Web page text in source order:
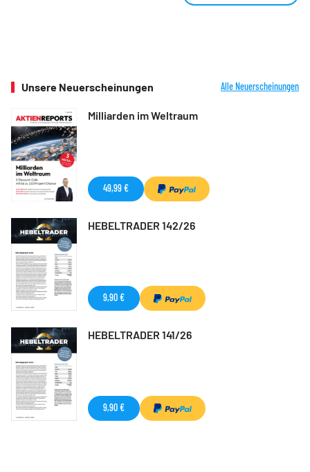
Unsere Neuerscheinungen Alle Neuerscheinungen
Milliarden im Weltraum
49,99 €
HEBELTRADER 142/26
9,90 €
HEBELTRADER 141/26
9,90 €